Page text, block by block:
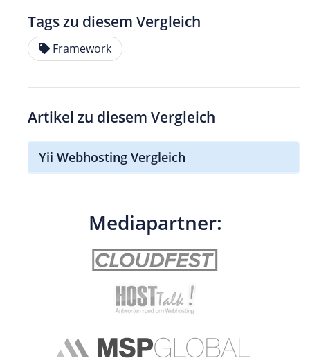
Tags zu diesem Vergleich
Framework
Artikel zu diesem Vergleich
Yii Webhosting Vergleich
Mediapartner: